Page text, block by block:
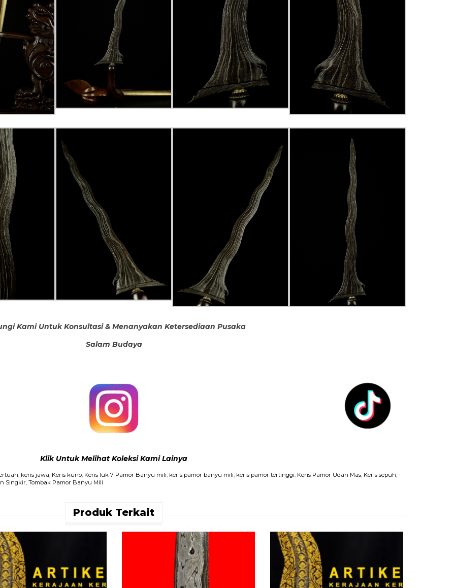
Kami Untuk Konsultasi & Menanyakan Ketersediaan Pusaka
Salam Budaya
Klik Untuk Melihat Koleksi Kami Lainya
, keris jawa, Keris kuno, Keris luk 7 Pamor Banyu mili, keris pamor banyu mili, keris pamor tertinggi, Keris Pamor Udan Mas, Keris sepuh,
Singkir, Tombak Pamor Banyu Mili
Produk Terkait